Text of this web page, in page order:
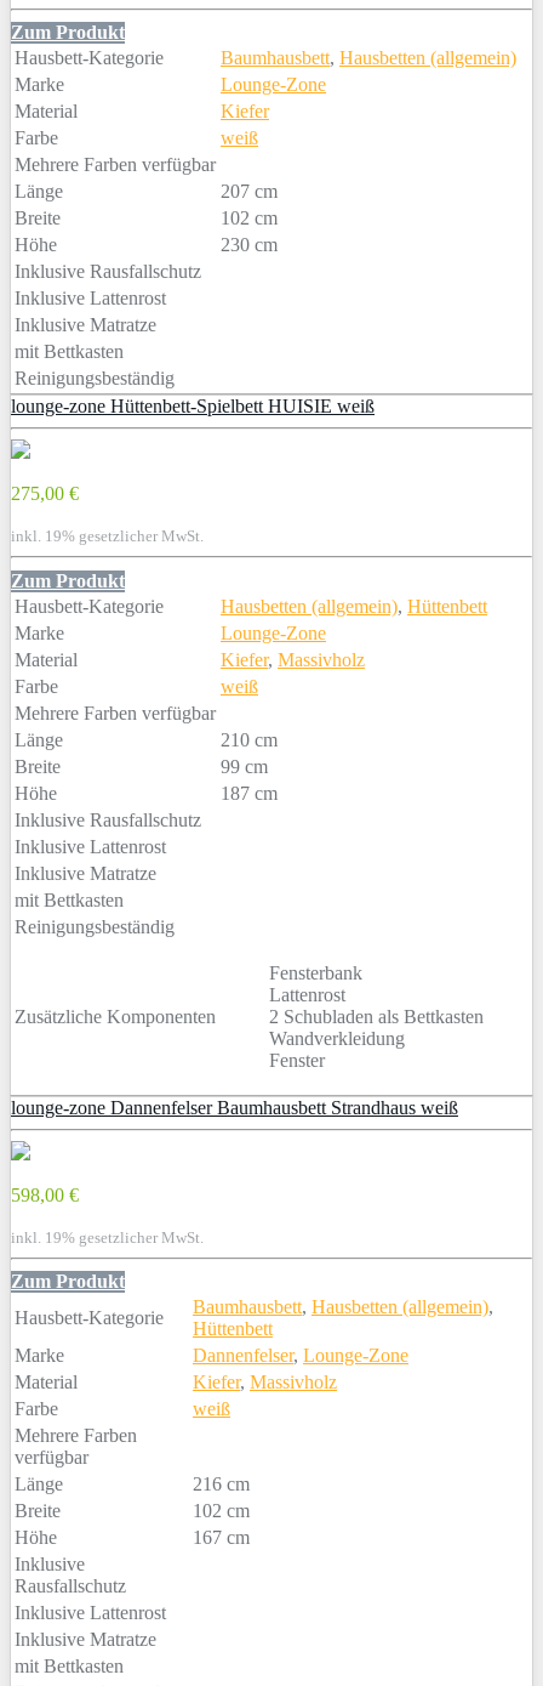
Zum Produkt
Hausbett-Kategorie
Baumhausbett, Hausbetten (allgemein)
Marke
Lounge-Zone
Material
Kiefer
Farbe
weiß
Mehrere Farben verfügbar
Länge
207 cm
Breite
102 cm
Höhe
230 cm
Inklusive Rausfallschutz
Inklusive Lattenrost
Inklusive Matratze
mit Bettkasten
Reinigungsbeständig
lounge-zone Hüttenbett-Spielbett HUISIE weiß
275,00 €
inkl. 19% gesetzlicher MwSt.
Zum Produkt
Hausbett-Kategorie
Hausbetten (allgemein), Hüttenbett
Marke
Lounge-Zone
Material
Kiefer, Massivholz
Farbe
weiß
Mehrere Farben verfügbar
Länge
210 cm
Breite
99 cm
Höhe
187 cm
Inklusive Rausfallschutz
Inklusive Lattenrost
Inklusive Matratze
mit Bettkasten
Reinigungsbeständig
Zusätzliche Komponenten
Fensterbank
Lattenrost
2 Schubladen als Bettkasten
Wandverkleidung
Fenster
lounge-zone Dannenfelser Baumhausbett Strandhaus weiß
598,00 €
inkl. 19% gesetzlicher MwSt.
Zum Produkt
Hausbett-Kategorie
Baumhausbett, Hausbetten (allgemein),
Hüttenbett
Marke
Dannenfelser, Lounge-Zone
Material
Kiefer, Massivholz
Farbe
weiß
Mehrere Farben
verfügbar
Länge
216 cm
Breite
102 cm
Höhe
167 cm
Inklusive
Rausfallschutz
Inklusive Lattenrost
Inklusive Matratze
mit Bettkasten